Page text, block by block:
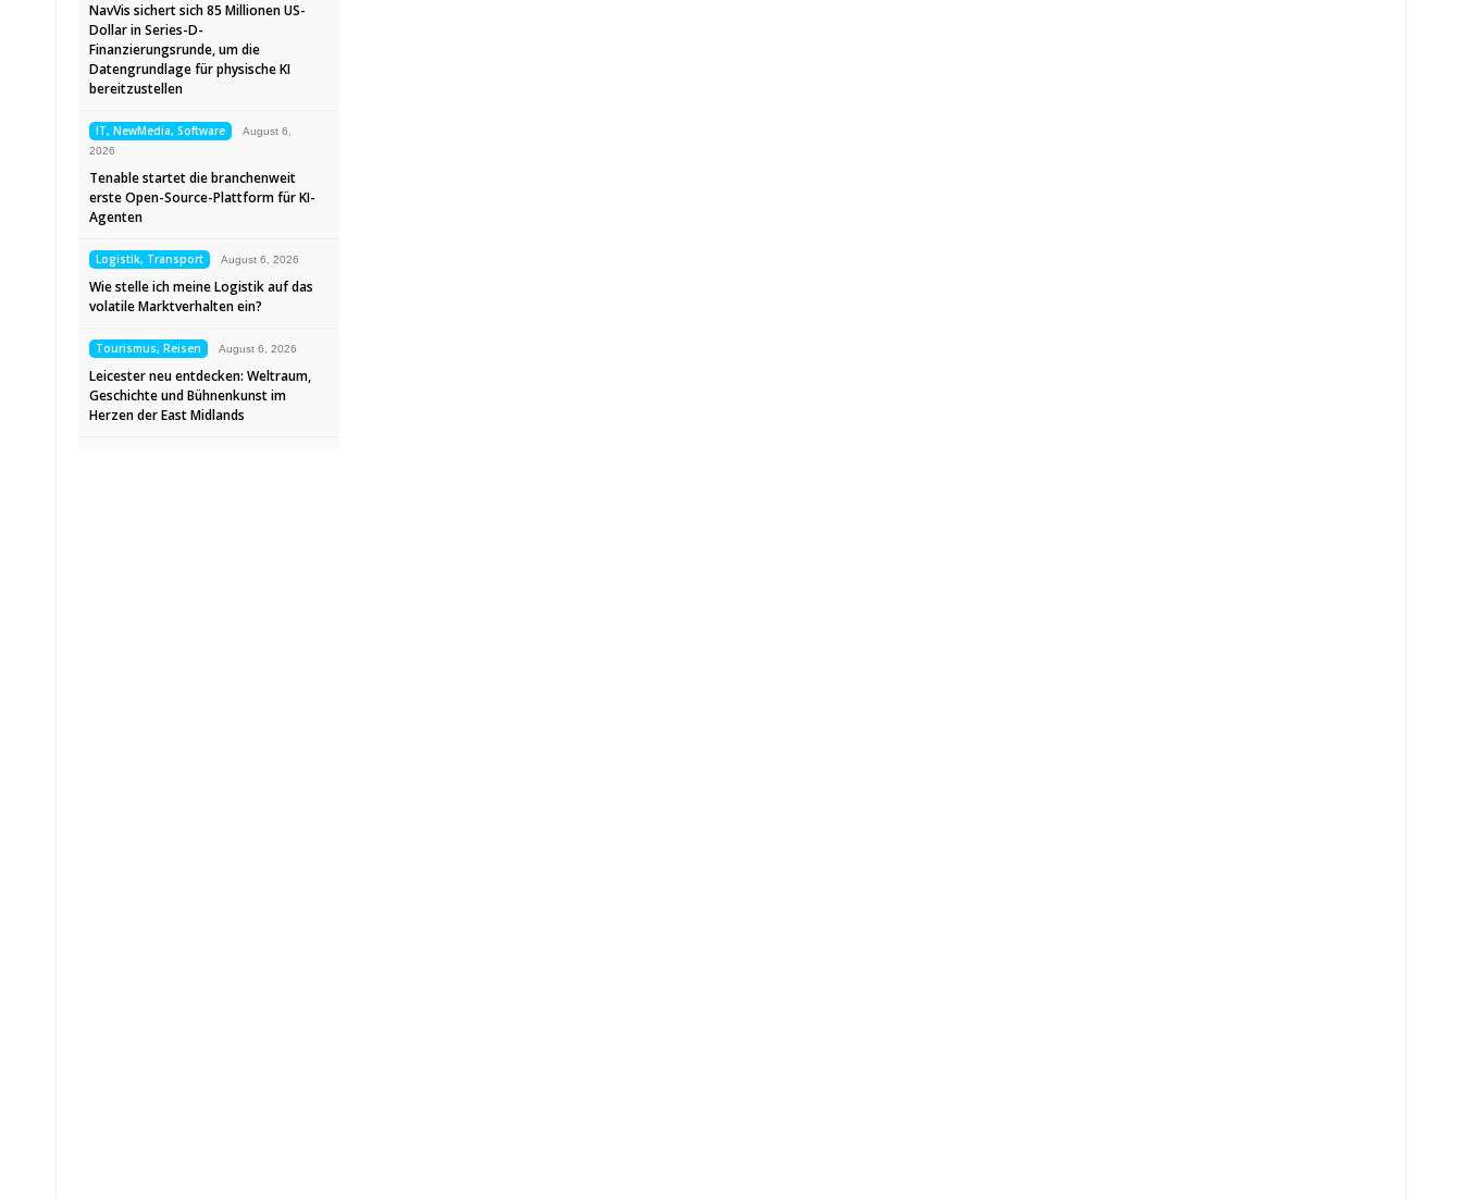
NavVis sichert sich 85 Millionen US-
Dollar in Series-D-
Finanzierungsrunde, um die
Datengrundlage für physische KI
bereitzustellen
IT, NewMedia, Software
August 6,
2026
Tenable startet die branchenweit
erste Open-Source-Plattform für KI-
Agenten
Logistik, Transport August 6, 2026
Wie stelle ich meine Logistik auf das
volatile Marktverhalten ein?
Tourismus, Reisen August 6, 2026
Leicester neu entdecken: Weltraum,
Geschichte und Bühnenkunst im
Herzen der East Midlands